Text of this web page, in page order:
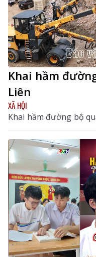
Khai hầm
Liên
XÃ HỘI
Khai hầm đường bộ